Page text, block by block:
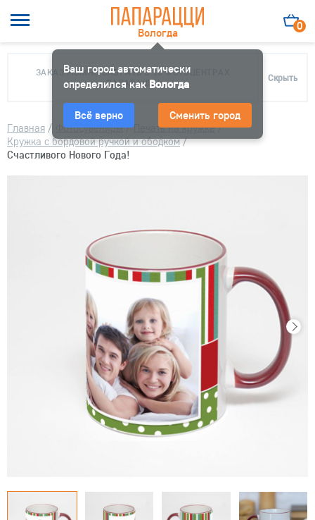
Вологда
Ваш город автоматически
определился как Вологда
Всё верно Сменить город
0
ЗАКАЗ МОЖНО ЗАБРАТЬ В 10 ФОТОЦЕНТРАХ
ПАПАРАЦЦИ
Скрыть
Главная / Фотосувениры/ Печать на кружке/
Кружка с бордовой ручкой и ободком/
Счастливого Нового Года!